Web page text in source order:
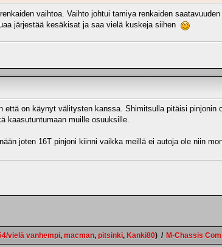
vaihtoa. Vaihto johtui tamiya renkaiden
järjestää kesäkisat ja saa vielä kuskeja siihen
että on käynyt välitysten kanssa. Shimitsulla pitäisi pinjonin
kaasutuntumaan muille osuuksille.
joten 16T pinjoni kiinni vaikka meillä ei autoja ole niin
vielä vanhempi, macman, pitsinki, Kanki80) / M-Chassis